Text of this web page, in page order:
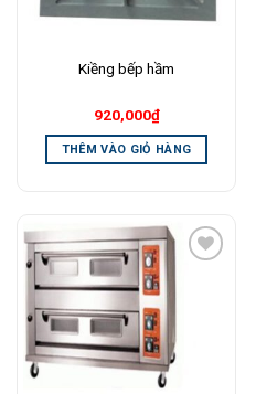
Kiềng bếp hầm
920,000₫
THÊM VÀO GIỎ HÀNG